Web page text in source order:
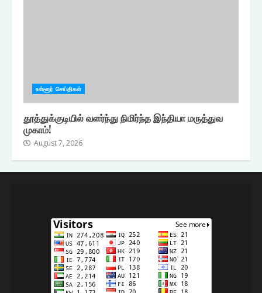
உள்ளூர் செய்திகள்
தூத்துக்குடியில் வளர்ந்து நிமிர்ந்த இந்தியா மருத்துவ
முகாம்!
August 7, 2026